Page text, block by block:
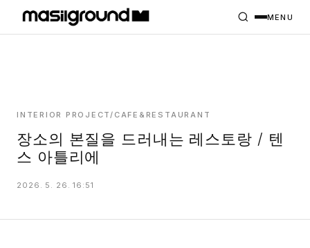
PROJECTS
MASILWIDE
MENU
INTERIOR PROJECT/CAFE&RESTAURANT
장소의 본질을 드러내는 레스토랑 / 텐
스 아틀리에
2026. 5. 26. 16:51